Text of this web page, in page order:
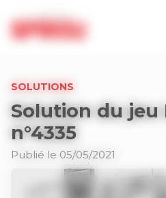
SOLUTIONS
Solution du jeu
n°4335
Publié le 05/05/2021